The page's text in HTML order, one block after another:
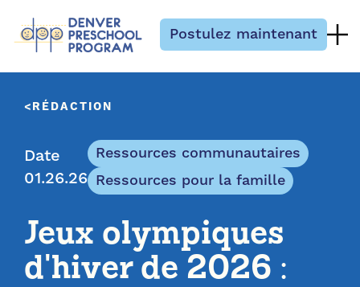
Postulez maintenant
RÉDACTION
Date
01.26.26
Ressources communautaires
Ressources pour la famille
Jeux olympiques
d'hiver de 2026 :